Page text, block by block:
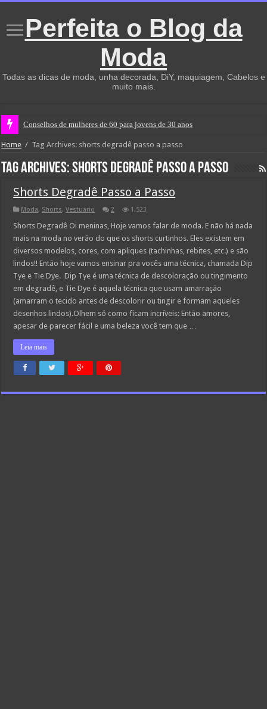
Perfeita o Blog da
Moda
Todas as dicas de moda, unha decorada, DiY, maquiagem, Cabelos e
muito mais.
Conselhos de mulheres de 60 para jovens de 30 anos
Home / Tag Archives: shorts degradê passo a passo
Tag Archives:shorts degradê passo a passo
Shorts Degradê Passo a Passo
Moda, Shorts,Vestuário 2 1,523
Shorts Degradê Oi meninas, Hoje vamos falar de moda. E não há nada
mais na moda no verão do que os shorts curtinhos. Eles existem em
diversos modelos, cores, com apliques (tachinhas, rebites, etc.) e são
lindos!! Então hoje vamos ensinar pra vocês uma técnica, chamada Dip
Tye e Tie Dye. Dip Tye é uma técnica de descoloração ou tingimento
em degradê, e Tie Dye é aquela técnica que usam amarração
(amarram o tecido antes de descolorir ou tingir e formam aqueles
desenhos lindos).Olhem só como ficam incríveis: Então amores,
apesar de parecer fácil e uma beleza você tem que …
Leia mais